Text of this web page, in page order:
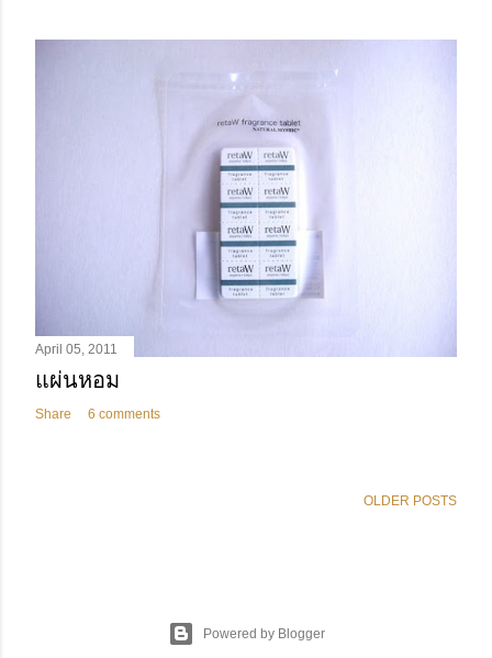
April 05, 2011
แผ่นหอม
Share 6 comments
OLDER POSTS
Powered by Blogger